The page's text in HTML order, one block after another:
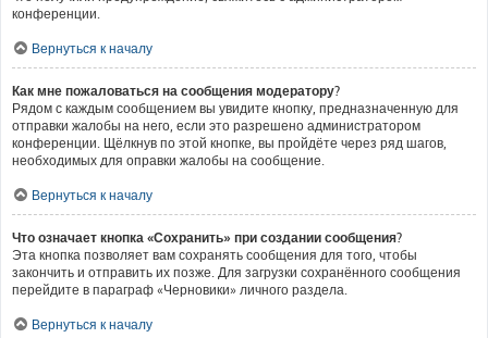
конференции.
Вернуться к началу
Как мне пожаловаться на сообщения модератору?
Рядом с каждым сообщением вы увидите кнопку, предназначенную для
отправки жалобы на него, если это разрешено администратором
конференции. Щёлкнув по этой кнопке, вы пройдёте через ряд шагов,
необходимых для оправки жалобы на сообщение.
Вернуться к началу
Что означает кнопка «Сохранить» при создании сообщения?
Эта кнопка позволяет вам сохранять сообщения для того, чтобы
закончить и отправить их позже. Для загрузки сохранённого сообщения
перейдите в параграф «Черновики» личного раздела.
Вернуться к началу